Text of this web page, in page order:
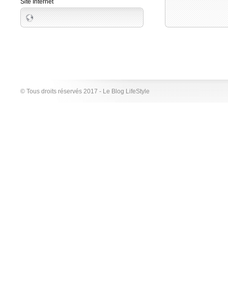
Site Internet
© Tous droits réservés 2017 - Le Blog LifeStyle